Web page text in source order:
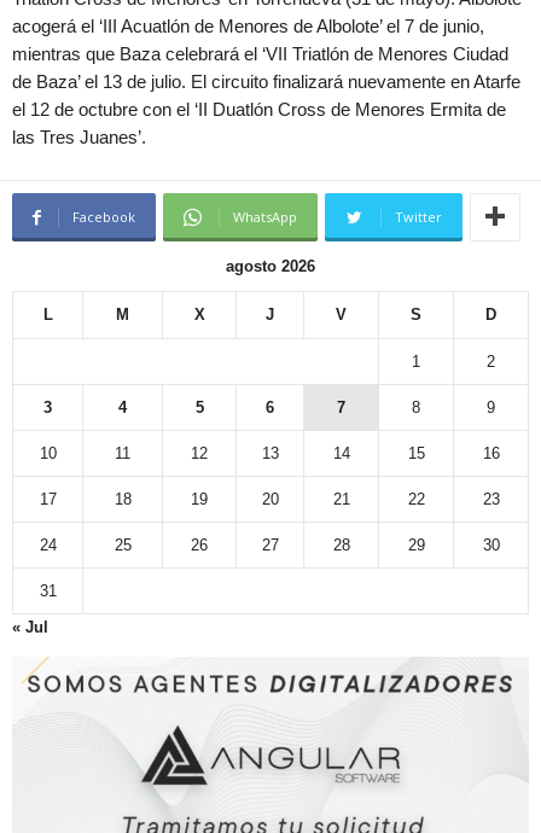
acogerá el ‘III Acuatlón de Menores de Albolote’ el 7 de junio,
mientras que Baza celebrará el ‘VII Triatlón de Menores Ciudad
de Baza’ el 13 de julio. El circuito finalizará nuevamente en Atarfe
el 12 de octubre con el ‘II Duatlón Cross de Menores Ermita de
las Tres Juanes’.
Facebook WhatsApp Twitter
agosto 2026
L M X J V S D
1 2
3 4 5 6 7 8 9
10 11 12 13 14 15 16
17 18 19 20 21 22 23
24 25 26 27 28 29 30
31
« Jul